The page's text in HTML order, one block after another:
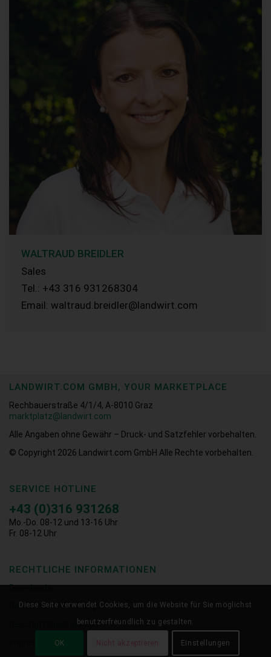
WALTRAUD BREIDLER
Sales
Tel.: +43 316 931268304
Email: waltraud.breidler@landwirt.com
LANDWIRT.COM GMBH, YOUR MARKETPLACE
Rechbauerstraße 4/1/4, A-8010 Graz
marktplatz@landwirt.com
Alle Angaben ohne Gewähr – Druck- und Satzfehler vorbehalten.
© Copyright 2026
Landwirt.com GmbH Alle Rechte vorbehalten.
SERVICE HOTLINE
+43 (0)316 931268
Mo.-Do. 08-12 und 13-16 Uhr
Fr. 08-12 Uhr
RECHTLICHE INFORMATIONEN
Downloads
Datenschutzerklärung
Geschäftsbedingungen
Diese Seite verwendet Cookies, um die Website für Sie möglichst
benutzerfreundlich zu gestalten.
OK Nicht akzeptieren Einstellungen